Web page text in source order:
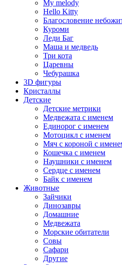
My melody
Hello Kitty
Благословение
Куроми
Леди Баг
Маша и медведь
Три кота
Царевны
Чебурашка
3D фигуры
Кристаллы
Детские
Детские метрики
Медвежата с именем
Единорог с именем
Мотоцикл с именем
Мяч с короной с
Кошечка с именем
Наушники с именем
Сердце с именем
Байк с именем
Животные
Зайчики
Динозавры
Домашние
Медвежата
Морские обитатели
Совы
Сафари
Другие